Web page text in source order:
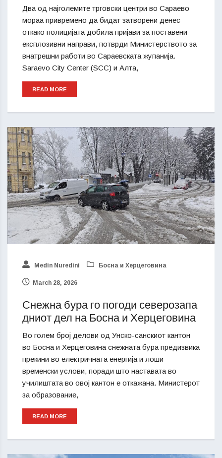
Два од најголемите трговски центри во Сараево
мораа привремено да бидат затворени денес
откако полицијата добила пријави за поставени
експлозивни направи, потврди Министерството за
внатрешни работи во Сараевската жупанија.
Saraevo City Center (SCC) и Алта,
READ MORE
Medin Nuredini Босна и Херцеговина
March 28, 2026
Снежна бура го погоди северозапа
дниот дел на Босна и Херцеговина
Во голем број делови од Унско-санскиот кантон
во Босна и Херцеговина снежната бура предизвика
прекини во електричната енергија и лоши
временски услови, поради што наставата во
училиштата во овој кантон е откажана. Министерот
за образование,
READ MORE